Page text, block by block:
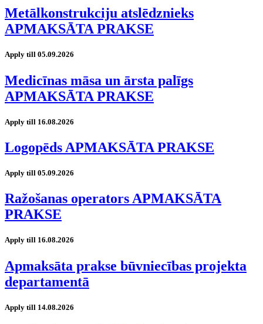
Metālkonstrukciju atslēdznieks
APMAKSĀTA PRAKSE
Apply till 05.09.2026
Medicīnas māsa un ārsta palīgs
APMAKSĀTA PRAKSE
Apply till 16.08.2026
Logopēds APMAKSĀTA PRAKSE
Apply till 05.09.2026
Ražošanas operators APMAKSĀTA
PRAKSE
Apply till 16.08.2026
Apmaksāta prakse būvniecības projekta
departamentā
Apply till 14.08.2026